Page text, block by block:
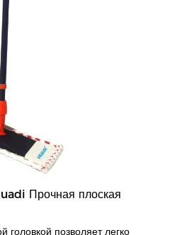
Прочная плоская
головкой позволяет легко